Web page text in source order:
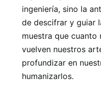
ingeniería, sino la
de descifrar y guiar
muestra que cuanto
vuelven nuestros
profundizar en
humanizarlos.